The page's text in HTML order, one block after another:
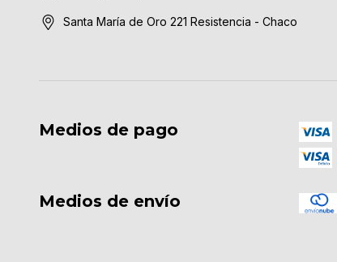
Santa María de Oro 221 Resistencia - Chaco
Medios de pago
Medios de envío